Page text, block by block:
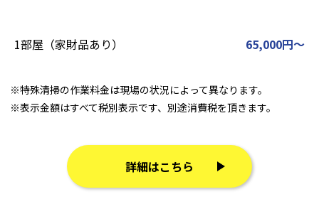
1部屋（家財品あり） 65,000円～
※特殊清掃の作業料金は現場の状況によって異なります。
※表示金額はすべて税別表示です、別途消費税を頂きます。
詳細はこちら